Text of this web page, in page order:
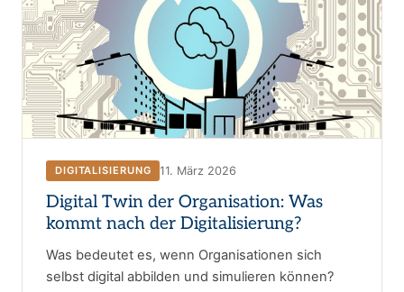
DIGITALISIERUNG 11. März 2026
Digital Twin der Organisation: Was
kommt nach der Digitalisierung?
Was bedeutet es, wenn Organisationen sich
selbst digital abbilden und simulieren können?